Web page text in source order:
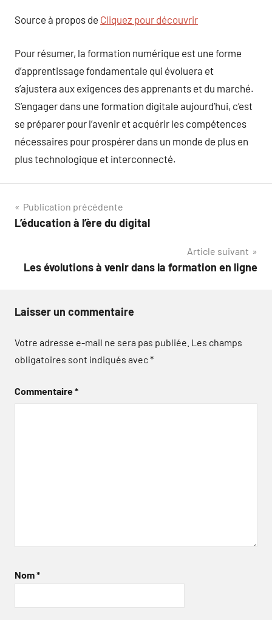
Source à propos de Cliquez pour découvrir
Pour résumer, la formation numérique est une forme
d’apprentissage fondamentale qui évoluera et
s’ajustera aux exigences des apprenants et du marché.
S’engager dans une formation digitale aujourd’hui, c’est
se préparer pour l’avenir et acquérir les compétences
nécessaires pour prospérer dans un monde de plus en
plus technologique et interconnecté.
Navigation
de
Publication précédente
L’éducation à l’ère du digital
Article suivant
Les évolutions à venir dans la formation en ligne
Laisser un commentaire
Votre adresse e-mail ne sera pas publiée. Les champs
obligatoires sont indiqués avec*
Commentaire*
Nom*